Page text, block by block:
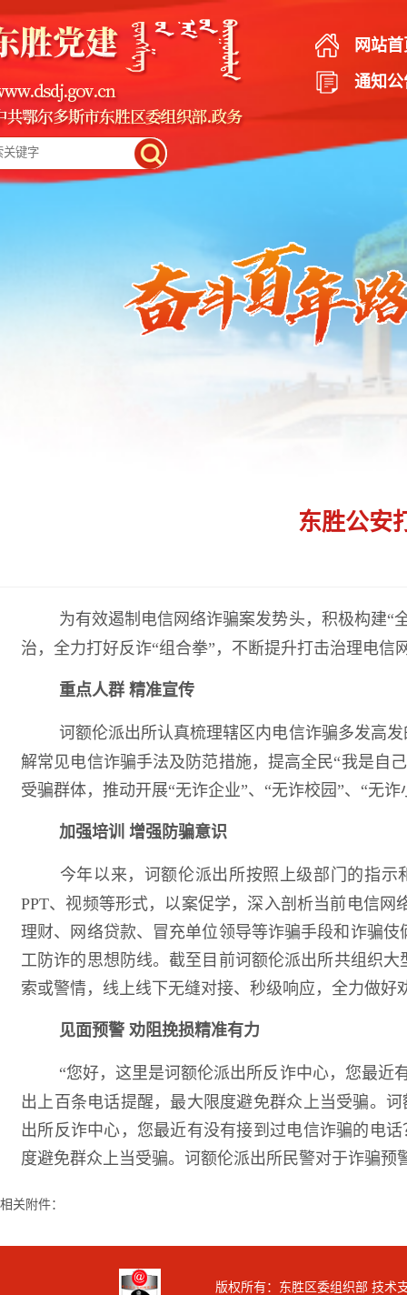
网站
通知公
东胜公安
为有效遏制电信网络诈骗案发势头，积极构建“
治，全力打好反诈“组合拳”，不断提升打击治理电信
重点人群 精准宣传
诃额伦派出所认真梳理辖区内电信诈骗多发高
解常见电信诈骗手法及防范措施，提高全民“我是自
受骗群体，推动开展“无诈企业”、“无诈校园”、“无
加强培训 增强防骗意识
今年以来，诃额伦派出所按照上级部门的指
PPT、视频等形式，以案促学，深入剖析当前电信
理财、网络贷款、冒充单位领导等诈骗手段和诈骗
工防诈的思想防线。截至目前诃额伦派出所共组织
索或警情，线上线下无缝对接、秒级响应，全力做好
见面预警 劝阻挽损精准有力
“您好，这里是诃额伦派出所反诈中心，您最近
出上百条电话提醒，最大限度避免群众上当受骗。
出所反诈中心，您最近有没有接到过电信诈骗的电
度避免群众上当受骗。诃额伦派出所民警对于诈骗预
相关附件：
版权所有：东胜区委组织部 技术